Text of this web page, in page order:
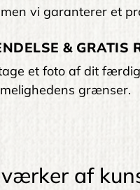
vi garanterer et
& GRATIS
et foto af dit
grænser.
af